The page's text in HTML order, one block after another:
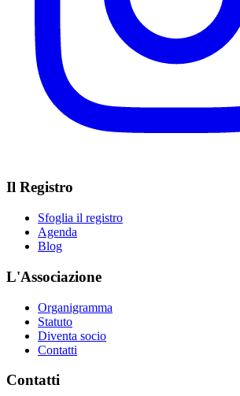
Il Registro
Sfoglia il registro
Agenda
Blog
L'Associazione
Organigramma
Statuto
Diventa socio
Contatti
Contatti